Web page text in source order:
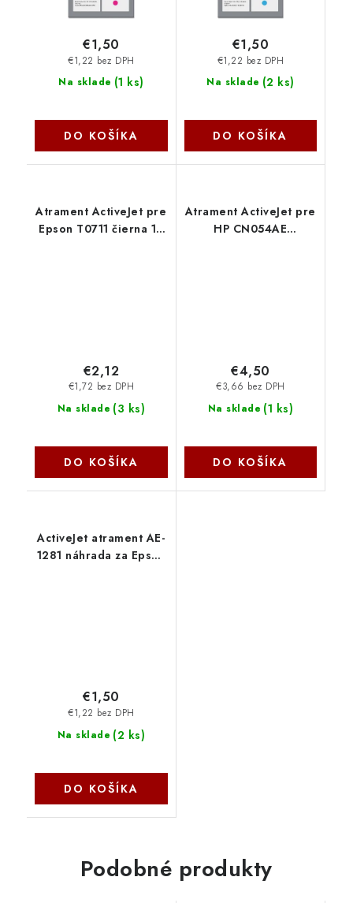
Na sklade (1 ks)
€1,22 bez DPH
€1,50
DO KOŠÍKA
Na sklade (2 ks)
€1,22 bez DPH
€1,50
DO KOŠÍKA
Atrament ActiveJet pre
Epson T0711 čierna 10
Na sklade (3 ks)
€1,72 bez DPH
€2,12
DO KOŠÍKA
Atrament ActiveJet pre
HP CN054AE
Na sklade (1 ks)
€3,66 bez DPH
€4,50
DO KOŠÍKA
ActiveJet atrament AE-
1281 náhrada za Epson
Na sklade (2 ks)
€1,22 bez DPH
€1,50
DO KOŠÍKA
Podobné produkty